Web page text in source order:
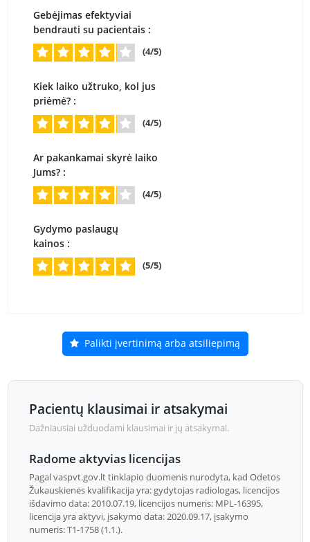
Gebėjimas efektyviai
bendrauti su pacientais :
(4/5)
Kiek laiko užtruko, kol jus
priėmė? :
(4/5)
Ar pakankamai skyrė laiko
Jums? :
(4/5)
Gydymo paslaugų
kainos :
(5/5)
Palikti įvertinimą arba atsiliepimą
Pacientų klausimai ir atsakymai
Dažniausiai užduodami klausimai ir jų atsakymai.
Radome aktyvias licencijas
Pagal vaspvt.gov.lt tinklapio duomenis nurodyta, kad Odetos
Žukauskienės kvalifikacija yra: gydytojas radiologas, licencijos
išdavimo data: 2010.07.19, licencijos numeris: MPL-16395,
licencija yra aktyvi, įsakymo data: 2020.09.17, įsakymo
numeris: T1-1758 (1.1.).